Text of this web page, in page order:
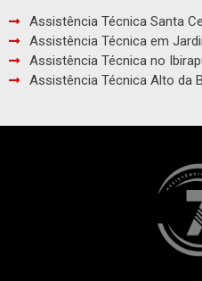
Assistência Técnica Santa
Assistência Técnica em
Assistência Técnica no
Assistência Técnica Alto da